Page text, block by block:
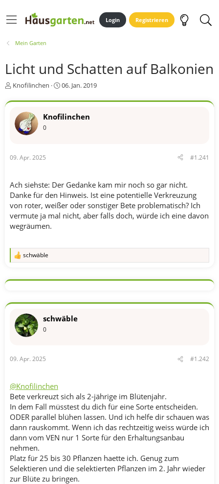
Login Registrieren
Mein Garten
Licht und Schatten auf Balkonien
E
s
e
r
Knofilinchen
E
s
e
06. Jan. 2019
Knofilinchen
0
09. Apr. 2025 #1.241
Ach siehste: Der Gedanke kam mir noch so gar nicht.
Danke für den Hinweis. Ist eine potentielle Verkreuzung
von roter, weißer oder sonstiger Bete problematisch? Ich
vermute ja mal nicht, aber falls doch, würde ich eine davon
wegräumen.
R
k
o
e
n
schwäble
schwäble
0
09. Apr. 2025 #1.242
@Knofilinchen
Bete verkreuzt sich als 2-jährige im Blütenjahr.
In dem Fall müsstest du dich für eine Sorte entscheiden.
ODER parallel blühen lassen. Und ich helfe dir schauen was
dann rauskommt. Wenn ich das rechtzeitig weiss würde ich
dann vom VEN nur 1 Sorte für den Erhaltungsanbau
nehmen.
Platz für 25 bis 30 Pflanzen haette ich. Genug zum
Selektieren und die selektierten Pflanzen im 2. Jahr wieder
zur Blüte zu bringen.